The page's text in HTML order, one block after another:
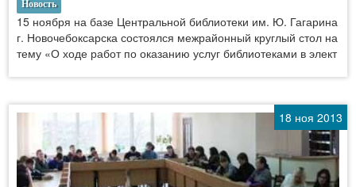
Новость
15 ноября на базе Центральной библиотеки им. Ю. Гагарина
г. Новочебоксарска состоялся межрайонный круглый стол на
тему «О ходе работ по оказанию услуг библиотеками в элект
18 ноя 2013